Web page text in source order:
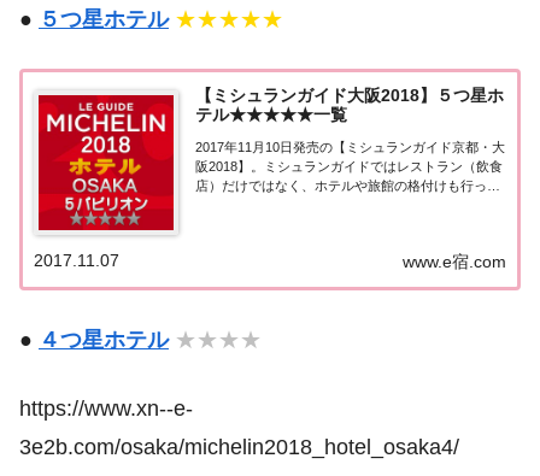
● ５つ星ホテル ★★★★★
【ミシュランガイド大阪2018】５つ星ホ
テル★★★★★一覧
2017年11月10日発売の【ミシュランガイド京都・大
阪2018】。ミシュランガイドではレストラン（飲食
店）だけではなく、ホテルや旅館の格付けも行って
www.e宿.com
2017.11.07
● ４つ星ホテル ★★★★
https://www.xn--e-
3e2b.com/osaka/michelin2018_hotel_osaka4/